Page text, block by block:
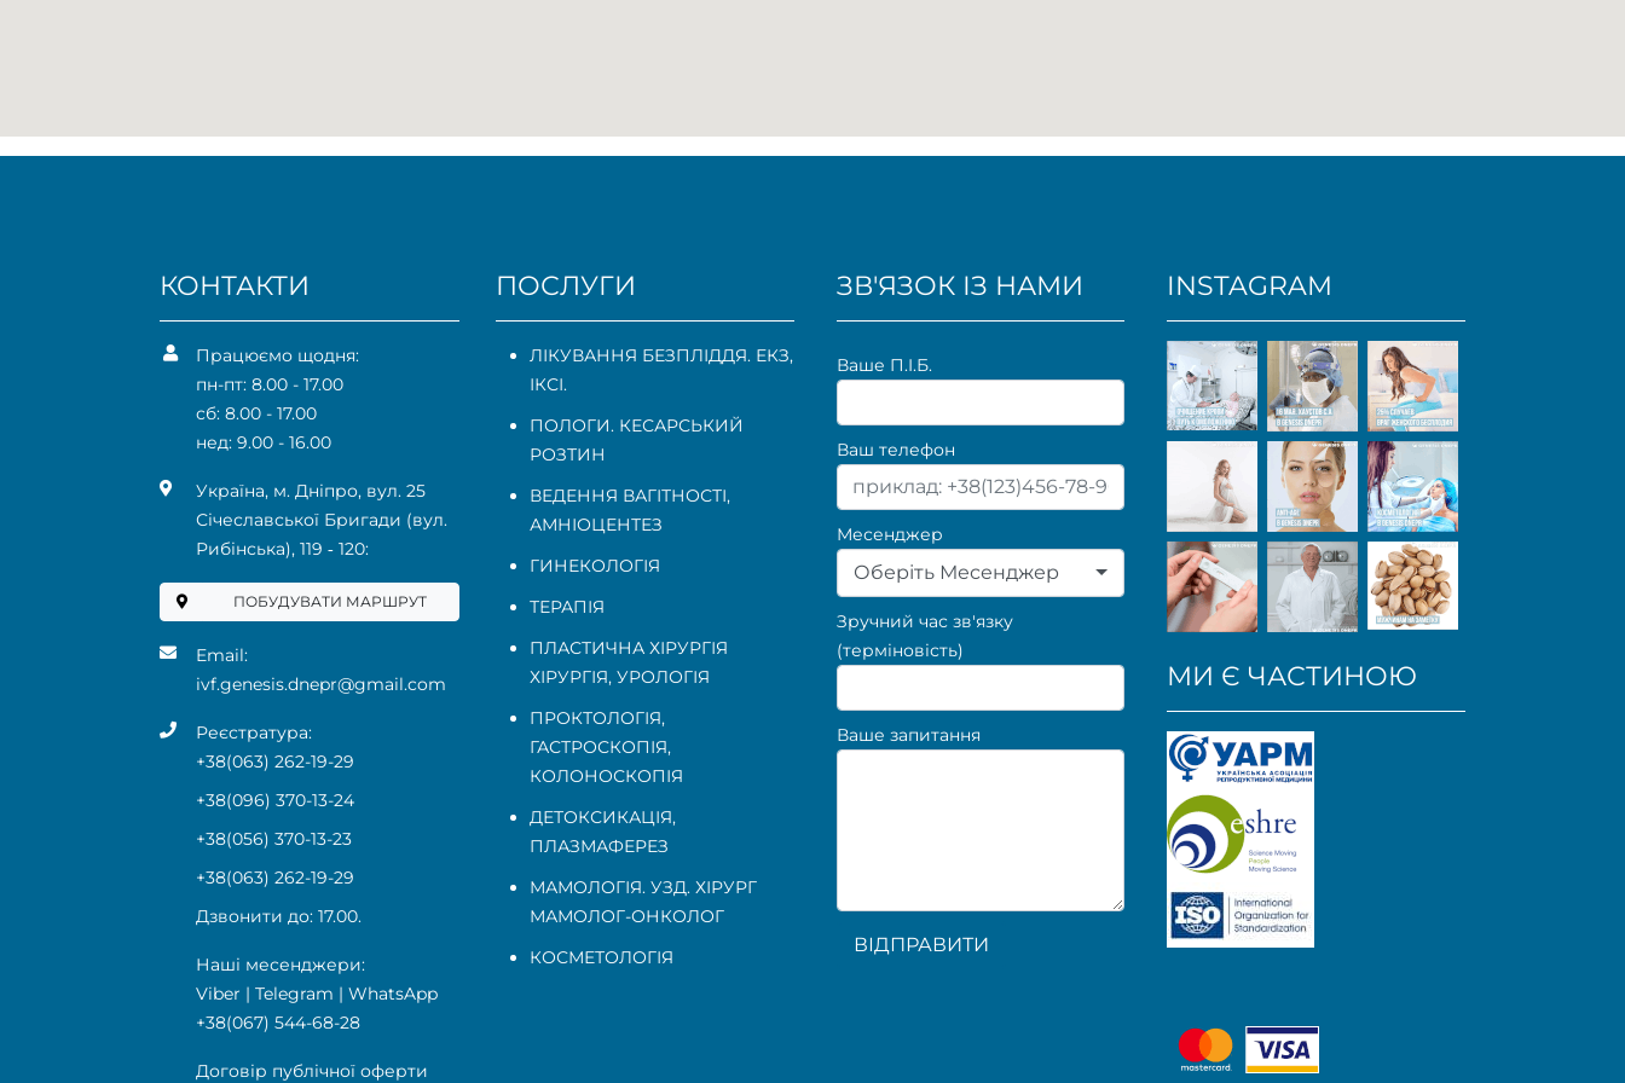
КОНТАКТИ
Працюємо щодня:
пн-пт: 8.00 - 17.00
сб: 8.00 - 17.00
нед: 9.00 - 16.00
Українa, м. Дніпро, вул. 25
Січеславської Бригади (вул.
Рибінська), 119 ‑ 120:
ПОБУДУВАТИ МАРШРУТ
Email:
ivf.genesis.dnepr@gmail.com
Реєстратура:
+38(063) 262-19-29
+38(096) 370-13-24
+38(056) 370-13-23
+38(063) 262-19-29
Дзвонити до: 17.00.
Наші месенджери:
Viber | Telegram | WhatsApp
+38(067) 544-68-28
Договір публічної оферти
ПОСЛУГИ
ЛІКУВАННЯ БЕЗПЛІДДЯ. ЕКЗ,
ІКСІ.
ПОЛОГИ. КЕСАРСЬКИЙ
РОЗТИН
ВЕДЕННЯ ВАГІТНОСТІ,
АМНІОЦЕНТЕЗ
ГИНЕКОЛОГІЯ
ТЕРАПІЯ
ПЛАСТИЧНА ХІРУРГІЯ
ХІРУРГІЯ, УРОЛОГІЯ
ПРОКТОЛОГІЯ,
ГАСТРОСКОПІЯ,
КОЛОНОСКОПІЯ
ДЕТОКСИКАЦІЯ,
ПЛАЗМАФЕРЕЗ
МАМОЛОГІЯ. УЗД. ХІРУРГ
МАМОЛОГ-ОНКОЛОГ
КОСМЕТОЛОГІЯ
ЗВ'ЯЗОК ІЗ НАМИ
Ваше П.I.Б.
Ваш телефон
Месенджер
Оберіть Месенджер
Зручний час зв'язку
(терміновість)
Ваше запитання
ВІДПРАВИТИ
INSTAGRAM
МИ Є ЧАСТИНОЮ